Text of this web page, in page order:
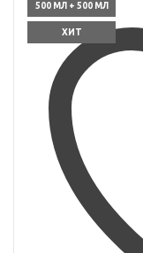
500 МЛ + 500 МЛ
ХИТ